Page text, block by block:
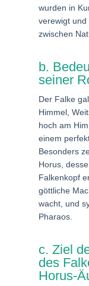
wurden in
verewigt und
zwischen
b.
seiner
Der Falke
Himmel,
hoch am
einem
Besonders
Horus,
Falkenkopf
göttliche
wacht, und
Pharaos.
c. Ziel
des
Horus-